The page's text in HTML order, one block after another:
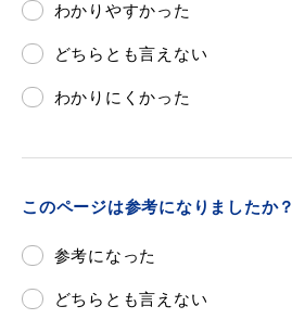
わかりやすかった
どちらとも言えない
わかりにくかった
このページは参考になりましたか？
参考になった
どちらとも言えない